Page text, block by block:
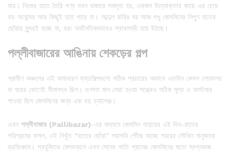
যায়। নিজের হাতে তৈরি পণ্য যখন বাজারে সমাদৃত হয়, একজন উদ্যোক্তার কাছে এর চেয়ে
বড় আনন্দের আর কিছুই হতে পারে না। আব্দুল বারির ঘর আজ শুধু জেসমিনের নিপুণ হাতের
ছোঁয়ায় সুন্দরই হচ্ছে না, বরং অর্থনৈতিকভাবেও স্বাবলম্বী হয়ে উঠছে।
পল্লীবাজারের আঙিনায় শেকড়ের গল্প
গ্রামীণ অঞ্চলের এই অসাধারণ হস্তশিল্পগুলো সঠিক প্রচারের অভাবে এতদিন কেবল লোকালয়
বা ঘরের কোণেই সীমাবদ্ধ ছিল। গুণগত মান সেরা হওয়া সত্ত্বেও সঠিক মূল্য ও কাস্টমার
পাওয়া ছিল জেসমিনের জন্য এক বড় চ্যালেঞ্জ।
এখন পল্লীবাজার (Pallibazar)-এর মাধ্যমে জেসমিন নাহারের এই দিন-রাতের
পরিশ্রমের ফসল, এই নিখুঁত “হাতের ছোঁয়া” সরাসরি পৌঁছে যাচ্ছে শহরের সৌখিন মানুষদের
ড্রয়িংরুমে। প্রযুক্তির মেলবন্ধনে এখন সেনের গাতি গ্রামের জেসমিনের মতো স্বপ্নবাজ